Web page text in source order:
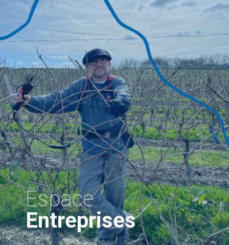
Espace
Entreprises